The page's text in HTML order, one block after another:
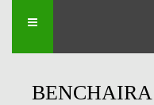
BENCHAIRA